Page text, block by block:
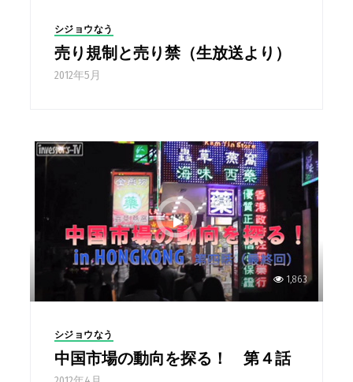
シジョウなう
売り規制と売り禁（生放送より）
2012年5月
1,863
シジョウなう
中国市場の動向を探る！ 第４話